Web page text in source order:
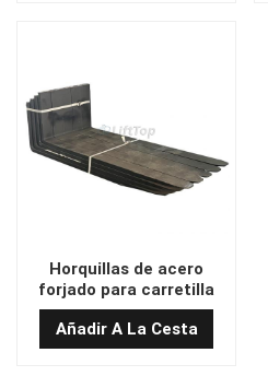
Horquillas de acero
forjado para carretilla
elevadora de alta calidad
en stock 1,5 T/600
Añadir A La Cesta